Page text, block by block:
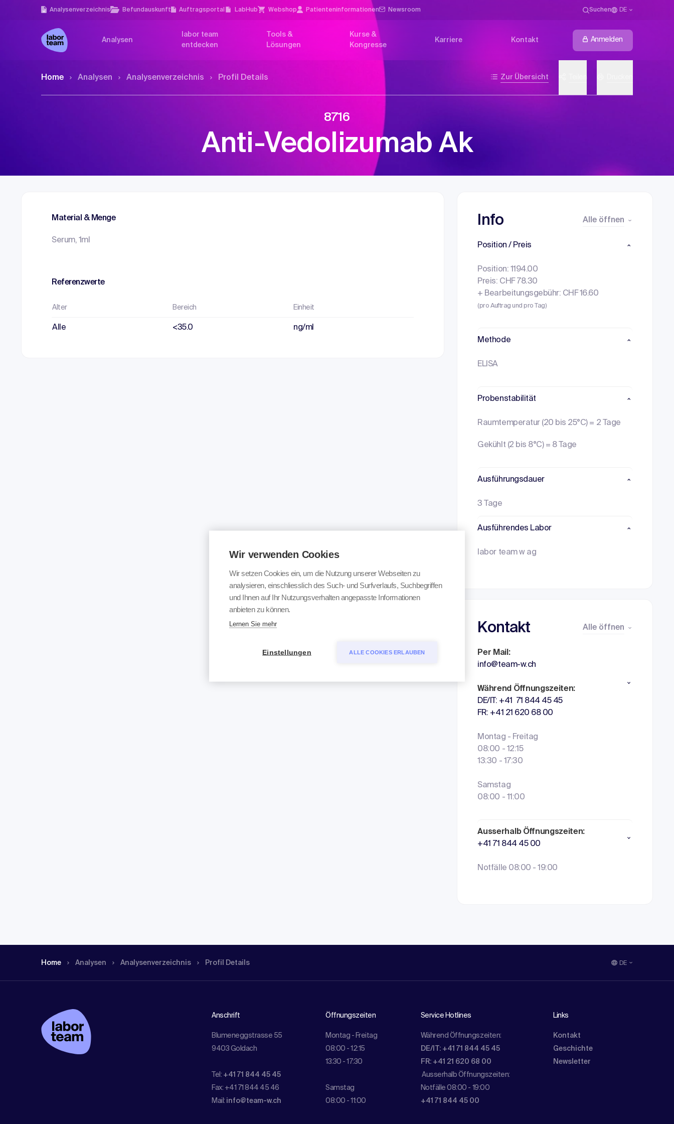
Analysen­verzeichnis Befundauskunft Auftragsportal LabHub Webshop Patienten­informationen Newsroom Suchen DE
Analysen
labor team
entdecken
Tools &
Lösungen
Kurse &
Kongresse
Karriere Kontakt Anmelden
Home Analysen Analysen­verzeichnis Profil Details Zur Übersicht
8716
Anti-Vedolizumab Ak
Material & Menge
Serum, 1ml
Referenzwerte
Alter Bereich Einheit
Alle <35.0 ng/ml
Info Alle öffnen
Position / Preis
Position: 1194.00
Preis: CHF 78.30
+ Bearbeitungsgebühr: CHF 16.60
(pro Auftrag und pro Tag)
Methode
ELISA
Probenstabilität
Raumtemperatur (20 bis 25°C) = 2 Tage
Gekühlt (2 bis 8°C) = 8 Tage
Ausführungsdauer
3 Tage
Ausführendes Labor
labor team w ag
Kontakt Alle öffnen
Per Mail:
info@team-w.ch
Während Öffnungszeiten:
DE/IT: +41 71 844 45 45
FR: +41 21 620 68 00
Montag - Freitag
08:00 - 12:15
13:30 - 17:30
Samstag
08:00 - 11:00
Ausserhalb Öffnungszeiten:
+41 71 844 45 00
Notfälle 08:00 - 19:00
Home Analysen Analysen­verzeichnis Profil Details DE
Anschrift
Blumeneggstrasse 55
9403 Goldach
Tel: +41 71 844 45 45
Fax: +41 71 844 45 46
Mail: info@team-w.ch
Öffnungszeiten
Montag - Freitag
08:00 - 12:15
13:30 - 17:30
Samstag
08:00 - 11:00
Service Hotlines
Während Öffnungszeiten:
DE/IT: +41 71 844 45 45
FR: +41 21 620 68 00
Ausserhalb Öffnungszeiten:
Notfälle 08:00 - 19:00
+41 71 844 45 00
Links
Kontakt
Geschichte
Newsletter
Wir verwenden Cookies
Wir setzen Cookies ein, um die Nutzung unserer Webseiten zu
analysieren, einschliesslich des Such- und Surfverlaufs, Suchbegriffen
und Ihnen auf Ihr Nutzungsverhalten angepasste Informationen
anbieten zu können.
Lernen Sie mehr
Einstellungen ALLE COOKIES ERLAUBEN